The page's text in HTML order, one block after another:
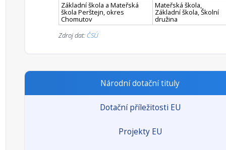
Základní škola a Mateřská
škola Perštejn, okres
Chomutov
Mateřská škola,
Základní škola, Školní
družina
Zdroj dat: ČSÚ
Národní dotační tituly
Dotační příležitosti EU
Projekty EU